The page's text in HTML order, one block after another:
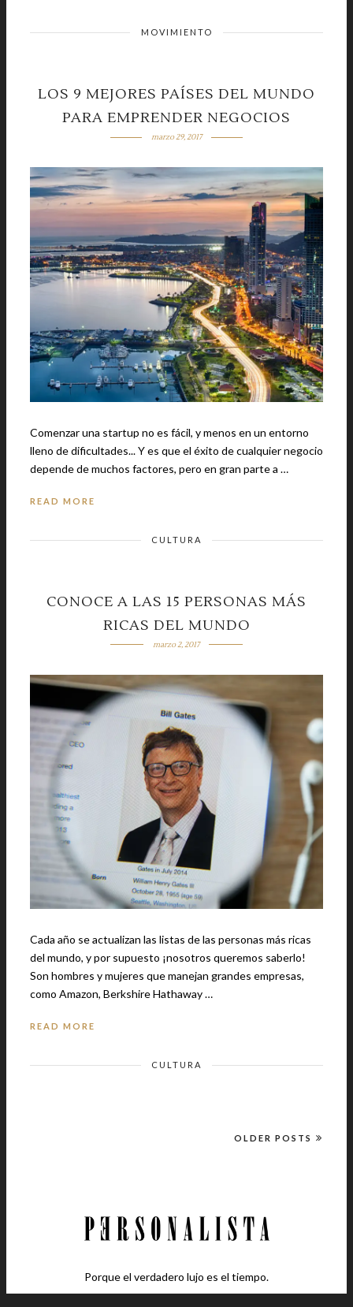
MOVIMIENTO
LOS 9 MEJORES PAÍSES DEL MUNDO
PARA EMPRENDER NEGOCIOS
marzo 29, 2017
Comenzar una startup no es fácil, y menos en un entorno
lleno de dificultades... Y es que el éxito de cualquier negocio
depende de muchos factores, pero en gran parte a …
READ MORE
CULTURA
CONOCE A LAS 15 PERSONAS MÁS
RICAS DEL MUNDO
marzo 2, 2017
Cada año se actualizan las listas de las personas más ricas
del mundo, y por supuesto ¡nosotros queremos saberlo!
Son hombres y mujeres que manejan grandes empresas,
como Amazon, Berkshire Hathaway …
READ MORE
CULTURA
OLDER POSTS
Porque el verdadero lujo es el tiempo.